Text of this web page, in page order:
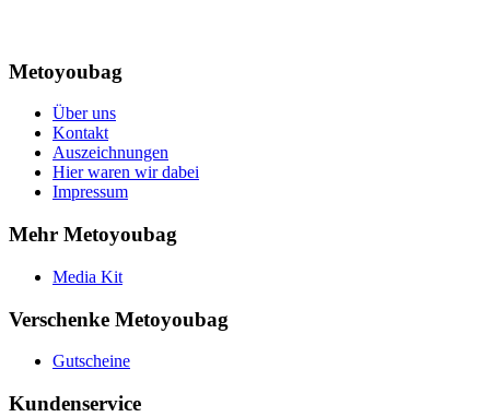
Metoyoubag
Über uns
Kontakt
Auszeichnungen
Hier waren wir dabei
Impressum
Mehr Metoyoubag
Media Kit
Verschenke Metoyoubag
Gutscheine
Kundenservice